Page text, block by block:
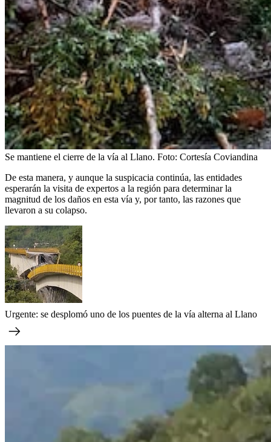
Se mantiene el cierre de la vía al Llano. Foto: Cortesía Coviandina
De esta manera, y aunque la suspicacia continúa, las entidades
esperarán la visita de expertos a la región para determinar la
magnitud de los daños en esta vía y, por tanto, las razones que
llevaron a su colapso.
Urgente: se desplomó uno de los puentes de la vía alterna al Llano